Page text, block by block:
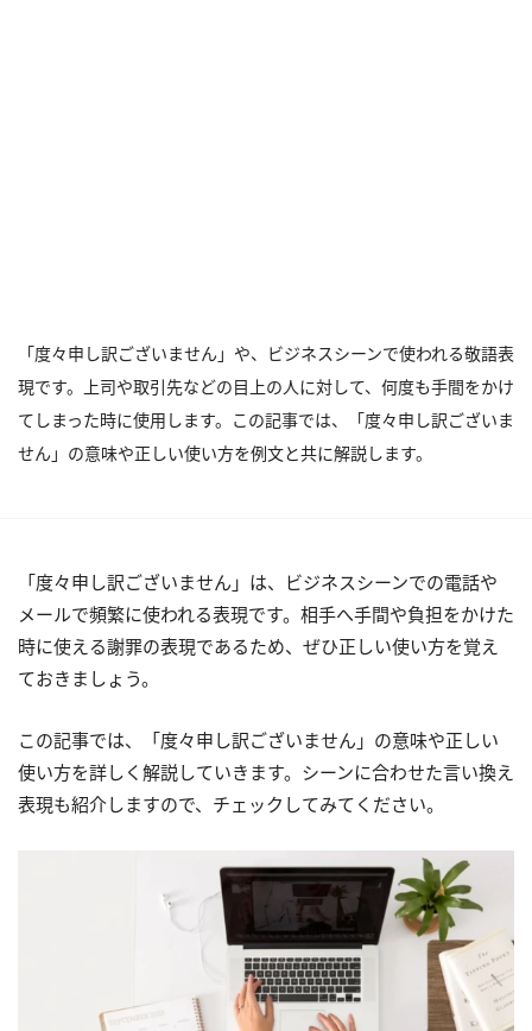
「度々申し訳ございません」や、ビジネスシーンで使われる敬語表
現です。上司や取引先などの目上の人に対して、何度も手間をかけ
てしまった時に使用します。この記事では、「度々申し訳ございま
せん」の意味や正しい使い方を例文と共に解説します。
「度々申し訳ございません」は、ビジネスシーンでの電話や
メールで頻繁に使われる表現です。相手へ手間や負担をかけた
時に使える謝罪の表現であるため、ぜひ正しい使い方を覚え
ておきましょう。
この記事では、「度々申し訳ございません」の意味や正しい
使い方を詳しく解説していきます。シーンに合わせた言い換え
表現も紹介しますので、チェックしてみてください。